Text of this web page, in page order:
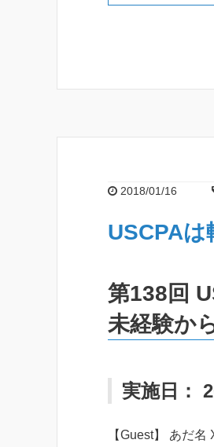
2018/01/16
USCPAは
第138回
未経験か
実施日：
【Guest】 あだ名